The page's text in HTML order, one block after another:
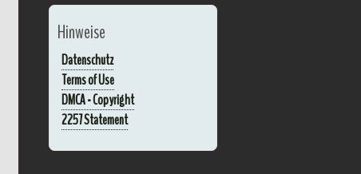
Hinweise
Datenschutz
Terms of Use
DMCA - Copyright
2257 Statement